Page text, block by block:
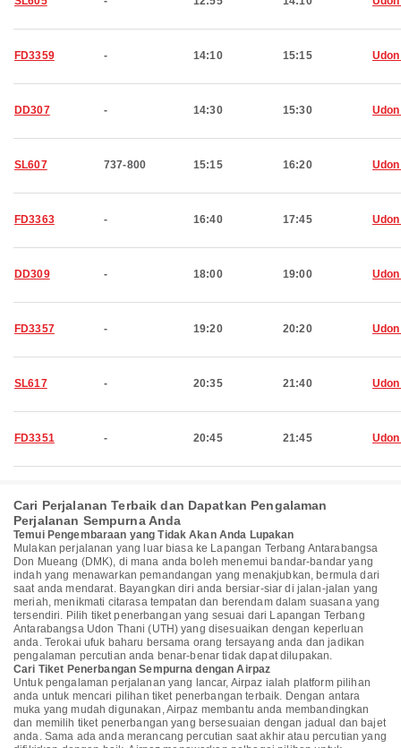
FD3359 - 14:10 15:15
DD307 - 14:30 15:30
SL607 737-800 15:15 16:20
FD3363 - 16:40 17:45
DD309 - 18:00 19:00
FD3357 - 19:20 20:20
SL617 - 20:35 21:40
FD3351 - 20:45 21:45
Cari Perjalanan Terbaik dan Dapatkan Pengalaman
Perjalanan Sempurna Anda
Temui Pengembaraan yang Tidak Akan Anda Lupakan
Mulakan perjalanan yang luar biasa ke Lapangan Terbang Antarabangsa
Don Mueang (DMK), di mana anda boleh menemui bandar-bandar yang
indah yang menawarkan pemandangan yang menakjubkan, bermula dari
saat anda mendarat. Bayangkan diri anda bersiar-siar di jalan-jalan yang
meriah, menikmati citarasa tempatan dan berendam dalam suasana yang
tersendiri. Pilih tiket penerbangan yang sesuai dari Lapangan Terbang
Antarabangsa Udon Thani (UTH) yang disesuaikan dengan keperluan
anda. Terokai ufuk baharu bersama orang tersayang anda dan jadikan
pengalaman percutian anda benar-benar tidak dapat dilupakan.
Cari Tiket Penerbangan Sempurna dengan Airpaz
Untuk pengalaman perjalanan yang lancar, Airpaz ialah platform pilihan
anda untuk mencari pilihan tiket penerbangan terbaik. Dengan antara
muka yang mudah digunakan, Airpaz membantu anda membandingkan
dan memilih tiket penerbangan yang bersesuaian dengan jadual dan bajet
anda. Sama ada anda merancang percutian saat akhir atau percutian yang